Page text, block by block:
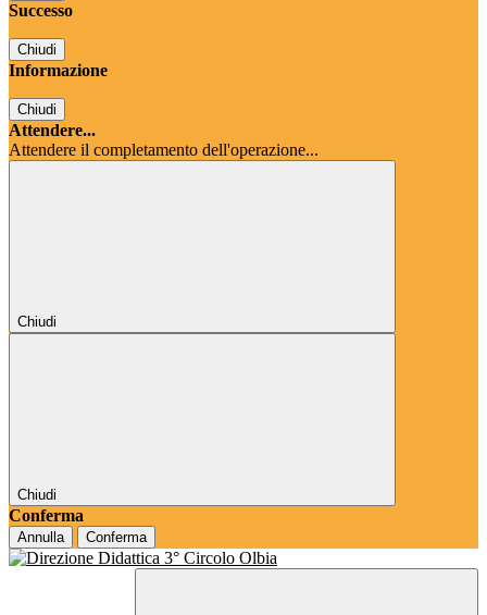
Successo
Chiudi
Informazione
Chiudi
Attendere...
Attendere il completamento dell'operazione...
Chiudi
Chiudi
Conferma
Annulla Conferma